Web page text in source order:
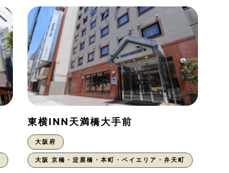
東横INN天満橋大手前
大阪府
大阪 京橋・淀屋橋・本町・ベイエリア・弁天町